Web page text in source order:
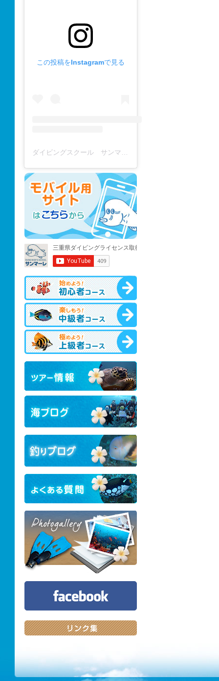
この投稿をInstagramで見る
ダイビングスクール サンマーレ / diving school(@diving_school_sanmare)がシェアした投稿